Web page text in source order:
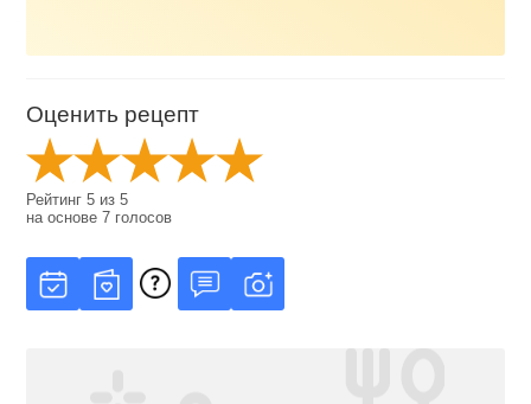
Оценить рецепт
Рейтинг5 из5
на основе7 голосов